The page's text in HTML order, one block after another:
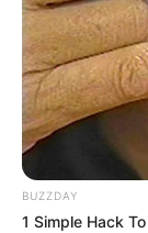
Let’s Go(2010)
Haechi– Feat
It’s Okay Even
Jjarajajja
–
Motion– Feat
Heading to the
BUZZDAY
1 Simple Hack